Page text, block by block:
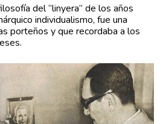
del “linyera” de los años
individualismo, fue una
porteños y que recordaba a los